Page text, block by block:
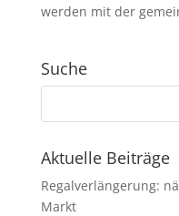
werden mit der
Suche
Aktuelle Beiträge
Regalverlängerung:
Markt